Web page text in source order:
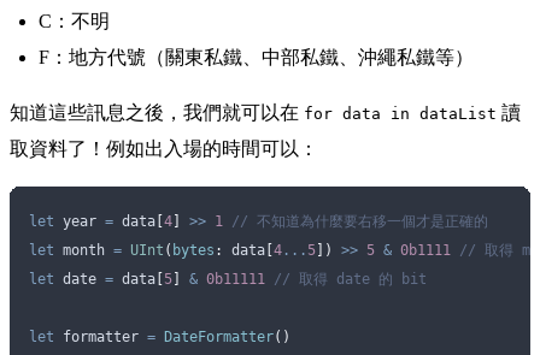
C：不明
F：地方代號（關東私鐵、中部私鐵、沖繩私鐵等）
知道這些訊息之後，我們就可以在 for data in dataList 讀
取資料了！例如出入場的時間可以：
let year = data [4] >> 1
// 不知道為什麼要右移一個才是正確的
let month = UInt ( bytes : data [4 ... 5]) >> 5 & 0b1111
// 取得
let date = data [5] & 0b11111 // 取得 date 的 bit
let formatter = DateFormatter()